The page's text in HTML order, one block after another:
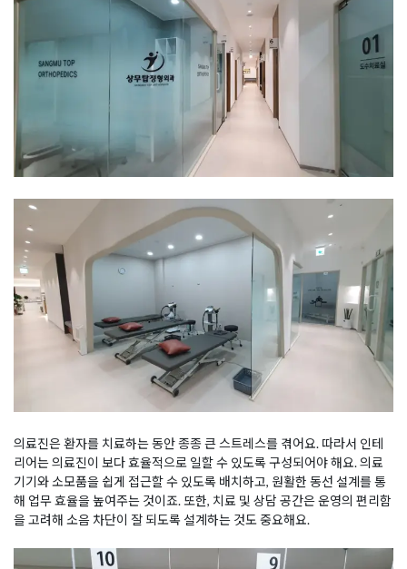
의료진은 환자를 치료하는 동안 종종 큰 스트레스를 겪어요. 따라서 인테
리어는 의료진이 보다 효율적으로 일할 수 있도록 구성되어야 해요. 의료
기기와 소모품을 쉽게 접근할 수 있도록 배치하고, 원활한 동선 설계를 통
해 업무 효율을 높여주는 것이죠. 또한, 치료 및 상담 공간은 운영의 편리함
을 고려해 소음 차단이 잘 되도록 설계하는 것도 중요해요.